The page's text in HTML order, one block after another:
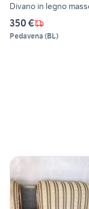
Divano in legno
350 €
Pedavena (BL)